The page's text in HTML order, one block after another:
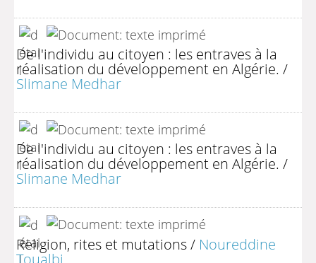
De l'individu au citoyen : les entraves à la
réalisation du développement en Algérie. /
Slimane Medhar
De l'individu au citoyen : les entraves à la
réalisation du développement en Algérie. /
Slimane Medhar
Religion, rites et mutations/ Noureddine
Toualbi